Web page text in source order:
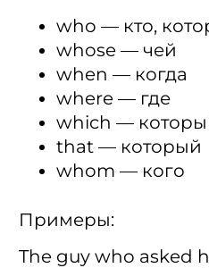
who — кто,
whose — чей
when — когда
where — где
which —
that — который
whom — кого
Примеры:
The guy who asked